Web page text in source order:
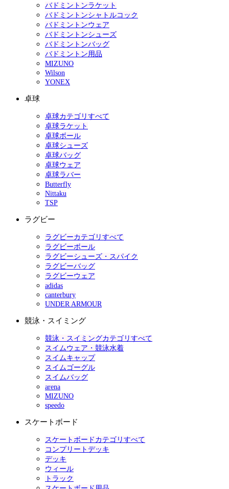
バドミントンラケット
バドミントンシャトルコック
バドミントンウェア
バドミントンシューズ
バドミントンバッグ
バドミントン用品
MIZUNO
Wilson
YONEX
卓球
卓球カテゴリすべて
卓球ラケット
卓球ボール
卓球シューズ
卓球バッグ
卓球ウェア
卓球ラバー
Butterfly
Nittaku
TSP
ラグビー
ラグビーカテゴリすべて
ラグビーボール
ラグビーシューズ・スパイク
ラグビーバッグ
ラグビーウェア
adidas
canterbury
UNDER ARMOUR
競泳・スイミング
競泳・スイミングカテゴリすべて
スイムウェア・競泳水着
スイムキャップ
スイムゴーグル
スイムバッグ
arena
MIZUNO
speedo
スケートボード
スケートボードカテゴリすべて
コンプリートデッキ
デッキ
ウィール
トラック